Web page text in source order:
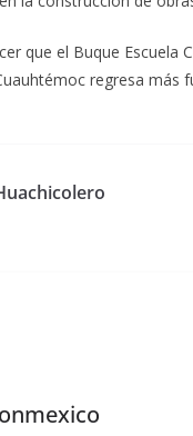
que el Buque Escuela
regresa